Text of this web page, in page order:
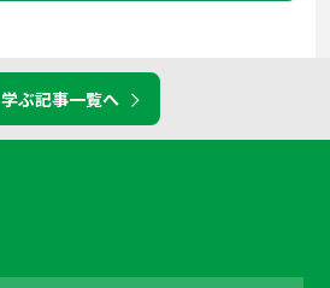
学ぶ記事一覧へ